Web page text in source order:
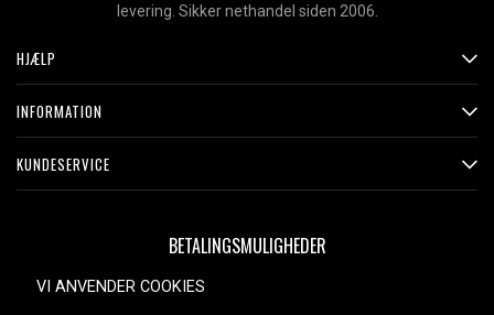
levering. Sikker nethandel siden 2006.
HJÆLP
INFORMATION
KUNDESERVICE
BETALINGSMULIGHEDER
VI ANVENDER COOKIES